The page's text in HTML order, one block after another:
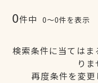
0件中 0〜0件を表示
検索条件に当ては
りま
再度条件を変更